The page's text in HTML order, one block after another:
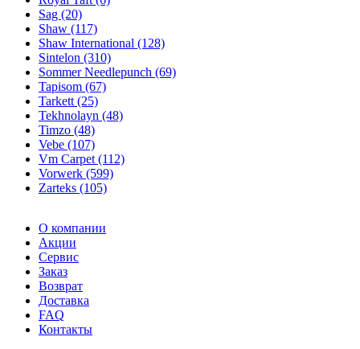
Sag (20)
Shaw (117)
Shaw International (128)
Sintelon (310)
Sommer Needlepunch (69)
Tapisom (67)
Tarkett (25)
Tekhnolayn (48)
Timzo (48)
Vebe (107)
Vm Carpet (112)
Vorwerk (599)
Zarteks (105)
О компании
Акции
Сервис
Заказ
Возврат
Доставка
FAQ
Контакты